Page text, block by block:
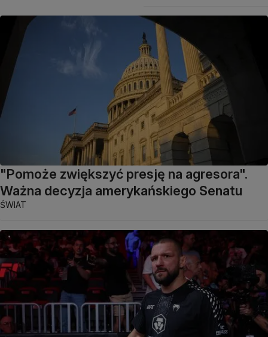
"Pomoże zwiększyć presję na agresora".
Ważna decyzja amerykańskiego Senatu
ŚWIAT